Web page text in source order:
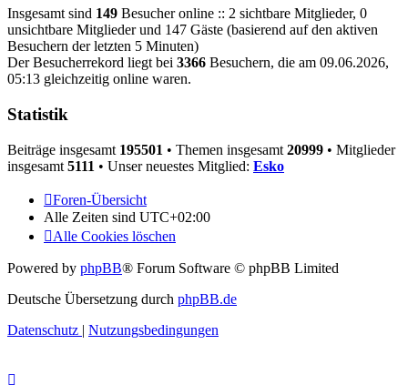
Insgesamt sind 149 Besucher online :: 2 sichtbare Mitglieder, 0
unsichtbare Mitglieder und 147 Gäste (basierend auf den aktiven
Besuchern der letzten 5 Minuten)
Der Besucherrekord liegt bei 3366 Besuchern, die am 09.06.2026,
05:13 gleichzeitig online waren.
Statistik
Beiträge insgesamt 195501 • Themen insgesamt 20999 • Mitglieder
insgesamt 5111 • Unser neuestes Mitglied: Esko
Foren-Übersicht
Alle Zeiten sind UTC+02:00
Alle Cookies löschen
Powered by phpBB® Forum Software © phpBB Limited
Deutsche Übersetzung durch phpBB.de
Datenschutz | Nutzungsbedingungen